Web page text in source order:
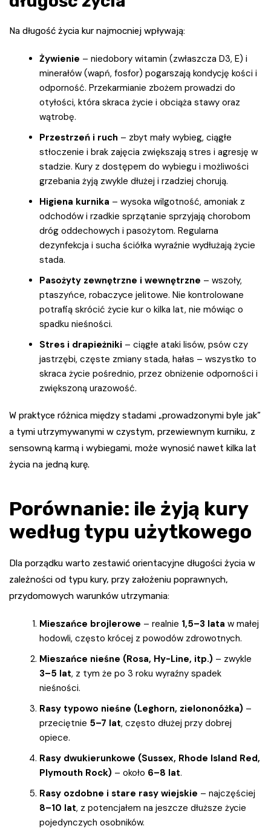
Na długość życia kur najmocniej wpływają:
Żywienie – niedobory witamin (zwłaszcza D3, E) i
minerałów (wapń, fosfor) pogarszają kondycję kości i
odporność. Przekarmianie zbożem prowadzi do
otyłości, która skraca życie i obciąża stawy oraz
wątrobę.
Przestrzeń i ruch – zbyt mały wybieg, ciągłe
stłoczenie i brak zajęcia zwiększają stres i agresję w
stadzie. Kury z dostępem do wybiegu i możliwości
grzebania żyją zwykle dłużej i rzadziej chorują.
Higiena kurnika – wysoka wilgotność, amoniak z
odchodów i rzadkie sprzątanie sprzyjają chorobom
dróg oddechowych i pasożytom. Regularna
dezynfekcja i sucha ściółka wyraźnie wydłużają życie
stada.
Pasożyty zewnętrzne i wewnętrzne – wszoły,
ptaszyńce, robaczyce jelitowe. Nie kontrolowane
potrafią skrócić życie kur o kilka lat, nie mówiąc o
spadku nieśności.
Stres i drapieżniki – ciągłe ataki lisów, psów czy
jastrzębi, częste zmiany stada, hałas – wszystko to
skraca życie pośrednio, przez obniżenie odporności i
zwiększoną urazowość.
W praktyce różnica między stadami „prowadzonymi byle jak”
a tymi utrzymywanymi w czystym, przewiewnym kurniku, z
sensowną karmą i wybiegami, może wynosić nawet kilka lat
życia na jedną kurę.
Porównanie: ile żyją kury
według typu użytkowego
Dla porządku warto zestawić orientacyjne długości życia w
zależności od typu kury, przy założeniu poprawnych,
przydomowych warunków utrzymania:
Mieszańce brojlerowe – realnie 1,5–3 lata w małej
hodowli, często krócej z powodów zdrowotnych.
Mieszańce nieśne (Rosa, Hy-Line, itp.) – zwykle
3–5 lat, z tym że po 3 roku wyraźny spadek
nieśności.
Rasy typowo nieśne (Leghorn, zielononóżka) –
przeciętnie 5–7 lat, często dłużej przy dobrej
opiece.
Rasy dwukierunkowe (Sussex, Rhode Island Red,
Plymouth Rock) – około 6–8 lat.
Rasy ozdobne i stare rasy wiejskie – najczęściej
8–10 lat, z potencjałem na jeszcze dłuższe życie
pojedynczych osobników.